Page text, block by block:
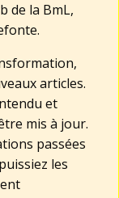
de la BmL,
articles.
et
mis à jour.
passées
les